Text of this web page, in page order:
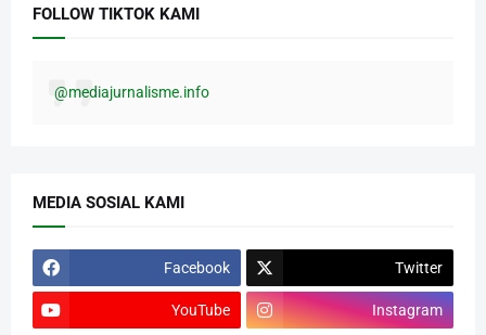
FOLLOW TIKTOK KAMI
@mediajurnalisme.info
MEDIA SOSIAL KAMI
Facebook Twitter
YouTube Instagram